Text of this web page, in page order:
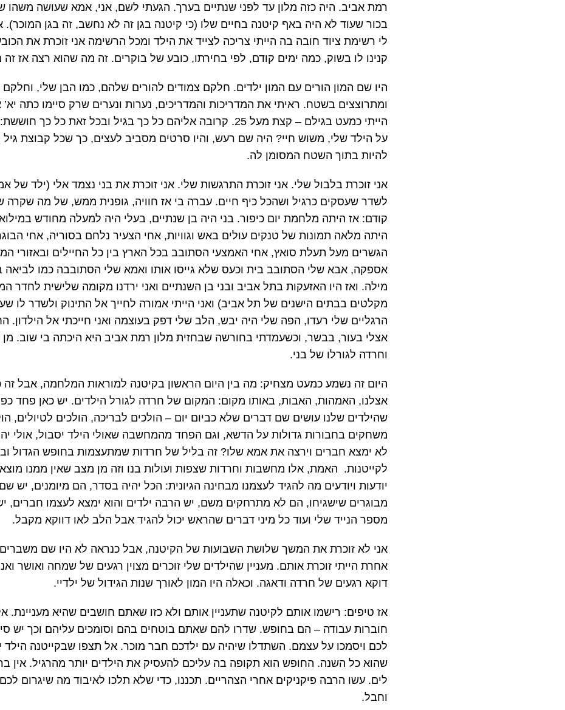
רמת אביב. היה כזה מלון עד לפני שנתיים בערך. הגעתי לשם, אני, אמא שעושה
בכור שעוד לא היה באף קיטנה בחיים שלו (כי קיטנה בגן זה לא נחשב, זה בגן המוכר).
לי רשימת ציוד חובה בה הייתי צריכה לצייד את הילד ומכל הרשימה אני זוכרת את
קנינו לו בשוק, כמה ימים קודם, לפי בחירתו, כובע של בוקרים. זה מה שהוא רצה אז
היו שם המון הורים עם המון ילדים. חלקם צמודים להורים שלהם, כמו הבן שלי, וחלקם
ומתרוצצים בשטח. ראיתי את המדריכות והמדריכים, נערות ונערים שרק סיימו כתה יא’
הייתי כמעט בגילם – קצת מעל 25. קרובה אליהם כל כך בגיל ובכל זאת כל
על הילד שלי, משוש חיי? היה שם רעש, והיו סרטים מסביב לעצים, כך שכל קבוצת גיל
להיות בתוך השטח המסומן לה.
אני זוכרת בלבול שלי. אני זוכרת התרגשות שלי. אני זוכרת את בני נצמד אלי (ילד של
לשדר שעסקים כרגיל ושהכל כיף חיים. עברה בי אז חוויה, גופנית ממש, של מה שקרה
קודם: אז היתה מלחמת יום כיפור. בני היה בן שנתיים, בעלי היה למעלה מחודש
היתה מלאה תמונות של טנקים עולים באש וגוויות, אחי הצעיר נלחם בסוריה, אחי
הגשרים מעל תעלת סואץ, אחי האמצעי הסתובב בכל הארץ בין כל החיילים ובאזורי
אספקה, אבא שלי הסתובב בית וכעס שלא גייסו אותו ואמא שלי הסתובבה כמו לביאה
מילה. ואז היו האזעקות בתל אביב ובני בן השנתיים ואני ירדנו מקומה שלישית לחדר
מקלטים בבתים הישנים של תל אביב) ואני הייתי אמורה לחייך אל התינוק ולשדר לו
הרגליים שלי רעדו, הפה שלי היה יבש, הלב שלי דפק בעוצמה ואני חייכתי אל הילדון.
אצלי בעור, בבשר, וכשעמדתי בחורשה שבחזית מלון רמת אביב היא היכתה בי שוב.
וחרדה לגורלו של בני.
היום זה נשמע כמעט מצחיק: מה בין היום הראשון בקיטנה למוראות המלחמה, אבל זה
אצלנו, האמהות, האבות, באותו מקום: המקום של חרדה לגורל הילדים. יש כאן פחד
שהילדים שלנו עושים שם דברים שלא כביום יום – הולכים לבריכה, הולכים לטיולים,
משחקים בחבורות גדולות על הדשא, וגם הפחד מהמחשבה שאולי הילד יסבול, אולי
לא ימצא חברים וירצה את אמא שלו? זה בליל של חרדות שמתעצמות בחופש הגדול
לקייטנות. האמת, אלו מחשבות וחרדות שצפות ועולות בנו וזה מן מצב שאין ממנו
יודעות ויודעים מה להגיד לעצמנו מבחינה הגיונית: הכל יהיה בסדר, הם מיומנים, יש
מבוגרים שישגיחו, הם לא מתרחקים משם, יש הרבה ילדים והוא ימצא לעצמו חברים,
מספר הנייד שלי ועוד כל מיני דברים שהראש יכול להגיד אבל הלב לאו דווקא מקבל.
אני לא זוכרת את המשך שלושת השבועות של הקיטנה, אבל כנראה לא היו שם משברים
אחרת הייתי זוכרת אותם. מעניין שהילדים שלי זוכרים מצוין רגעים של שמחה ואושר
דוקא רגעים של חרדה ודאגה. וכאלה היו המון לאורך שנות הגידול של ילדיי.
אז טיפים: רישמו אותם לקיטנה שתעניין אותם ולא כזו שאתם חושבים שהיא מעניינת.
חוברות עבודה – הם בחופש. שדרו להם שאתם בוטחים בהם וסומכים עליהם וכך יש
לכם ויסמכו על עצמם. השתדלו שיהיה עם ילדכם חבר מוכר. אל תצפו שבקייטנה הילד
שהוא כל השנה. החופש הוא תקופה בה עליכם להעסיק את הילדים יותר מהרגיל. אין
לים. עשו הרבה פיקניקים אחרי הצהריים. תכננו, כדי שלא תלכו לאיבוד מה שיגרום
וחבל.